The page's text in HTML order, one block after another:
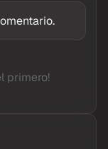
primero!